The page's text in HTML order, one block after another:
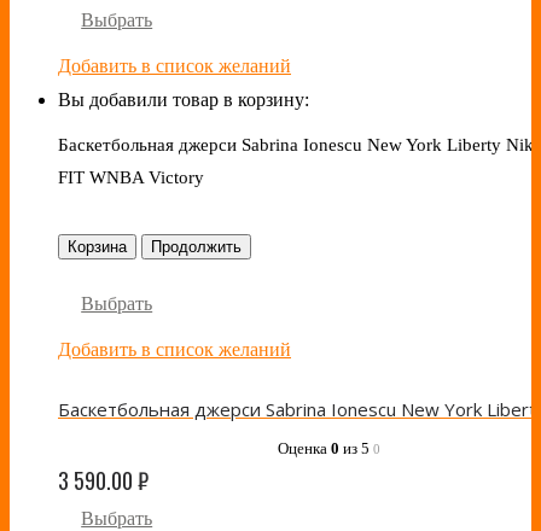
Выбрать
Добавить в список желаний
Вы добавили товар в корзину:
Баскетбольная джерси Sabrina Ionescu New York Liberty
FIT WNBA Victory
Корзина Продолжить
Выбрать
Добавить в список желаний
Оценка 0 из 5 0
3 590.00₽
Выбрать